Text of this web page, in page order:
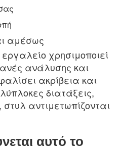
αμέσως
χρησιμοποιεί
ανάλυσης και
ακρίβεια και
διατάξεις,
αντιμετωπίζονται
αυτό το